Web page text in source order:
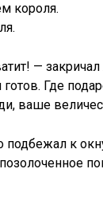
короля.
—
готов. Где
ваше
подбежал к